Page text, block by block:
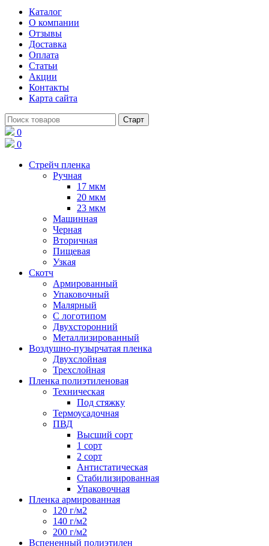
Каталог
О компании
Отзывы
Доставка
Оплата
Статьи
Акции
Контакты
Карта сайта
0
0
Стрейч пленка
Ручная
17 мкм
20 мкм
23 мкм
Машинная
Черная
Вторичная
Пищевая
Узкая
Скотч
Армированный
Упаковочный
Малярный
С логотипом
Двухсторонний
Металлизированный
Воздушно-пузырчатая пленка
Двухслойная
Трехслойная
Пленка полиэтиленовая
Техническая
Под стяжку
Термоусадочная
ПВД
Высший сорт
1 сорт
2 сорт
Антистатическая
Стабилизированная
Упаковочная
Пленка армированная
120 г/м2
140 г/м2
200 г/м2
Вспененный полиэтилен